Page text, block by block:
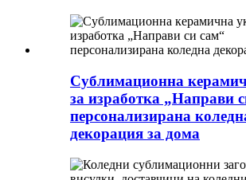
Сублимационна
за изработка „Направи
персонализирана
декорация за дома